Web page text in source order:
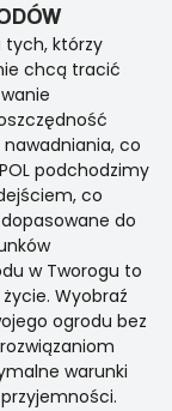
tych, którzy
chcą tracić
co
podchodzimy
co
do
w Tworogu to
Wyobraź
ogrodu bez
warunki